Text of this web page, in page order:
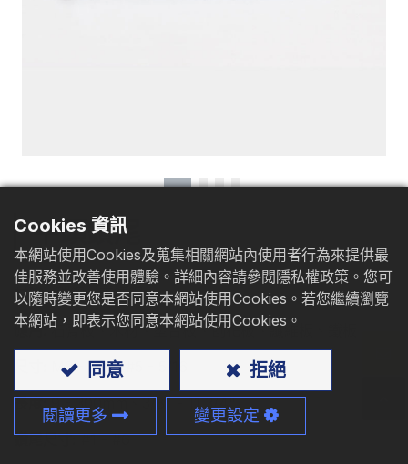
平頭鑽尾
材質: 碳鋼、不鏽鋼
應用:石膏板、木材、塑合板、刨花板、纖維板、鐵板
M3 - M8、#5 - 5/16
長度:9 - 300mm、3/8" - 11 3/4"
鑽尾尺寸:#1 - #6
Cookies 資訊
本網站使用Cookies及蒐集相關網站內使用者行為來提供最
佳服務並改善使用體驗。詳細內容請參閱隱私權政策。您可
以隨時變更您是否同意本網站使用Cookies。若您繼續瀏覽
本網站，即表示您同意本網站使用Cookies。
同意 拒絕
閱讀更多 變更設定